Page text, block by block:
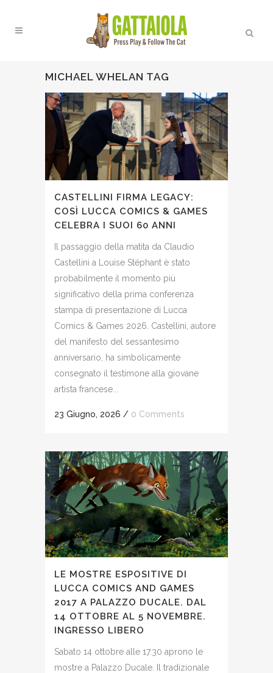
MICHAEL WHELAN TAG
CASTELLINI FIRMA LEGACY:
COSÌ LUCCA COMICS & GAMES
CELEBRA I SUOI 60 ANNI
Il passaggio della matita da Claudio
Castellini a Louise Stéphant è stato
probabilmente il momento più
significativo della prima conferenza
stampa di presentazione di Lucca
Comics & Games 2026. Castellini, autore
del manifesto del sessantesimo
anniversario, ha simbolicamente
consegnato il testimone alla giovane
artista francese...
23 Giugno, 2026 / 0 Comments
LE MOSTRE ESPOSITIVE DI
LUCCA COMICS AND GAMES
2017 A PALAZZO DUCALE. DAL
14 OTTOBRE AL 5 NOVEMBRE.
INGRESSO LIBERO
Sabato 14 ottobre alle 17.30 aprono le
mostre a Palazzo Ducale. Il tradizionale